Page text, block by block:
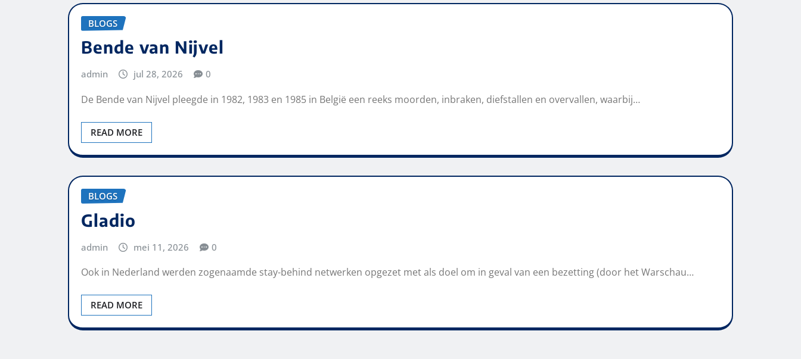
BLOGS
Bende van Nijvel
admin jul 28, 2026 0
De Bende van Nijvel pleegde in 1982, 1983 en 1985 in België een reeks moorden, inbraken, diefstallen en overvallen, waarbij…
READ MORE
BLOGS
Gladio
admin mei 11, 2026 0
Ook in Nederland werden zogenaamde stay-behind netwerken opgezet met als doel om in geval van een bezetting (door het Warschau…
READ MORE